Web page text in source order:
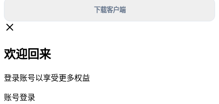
下载客户端
欢迎回来
登录账号以享受更多权益
账号登录